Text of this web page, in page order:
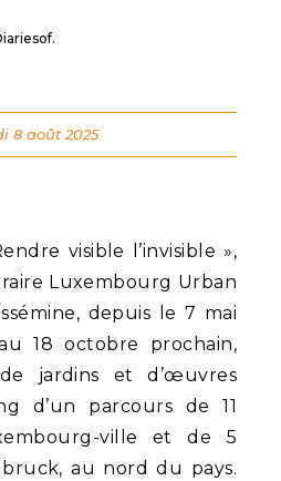
visible l’invisible »,
Luxembourg Urban
depuis le 7 mai
18 octobre prochain,
jardins et d’œuvres
d’un parcours de 11
ville et de 5
au nord du pays.
8 août 2025